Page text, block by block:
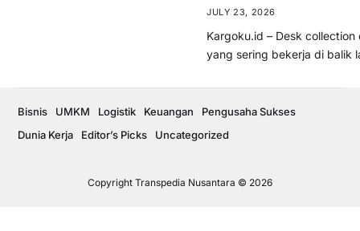
JULY 23, 2026
Kargoku.id – Desk
yang sering bekerja di balik
Copyright Transpedia Nusantara © 2026
Bisnis UMKM Logistik Keuangan
Pengusaha Sukses
Dunia Kerja
Editor’s Picks Uncategorized